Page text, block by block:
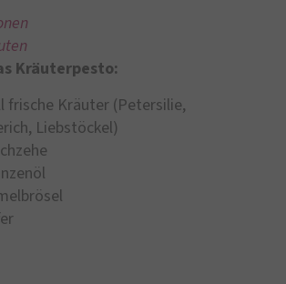
Kräuterpesto:
frische Kräuter (Petersilie,
Liebstöckel)